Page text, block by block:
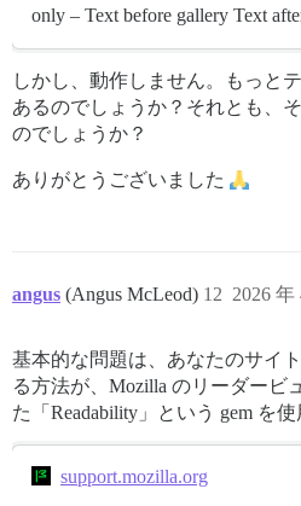
only – Text before gallery Text
しかし、動作しません。もっと
あるのでしょうか？それとも、
のでしょうか？
ありがとうございました
angus (Angus McLeod) 2026 年
12
基本的な問題は、あなたのサイ
る方法が、Mozilla のリーダービ
た「Readability」という gem を
support.mozilla.org